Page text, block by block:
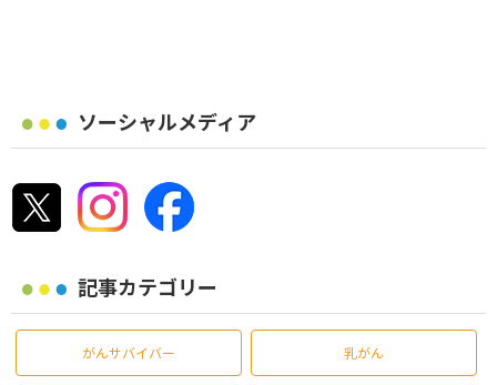
ソーシャルメディア
記事カテゴリー
がんサバイバー 乳がん